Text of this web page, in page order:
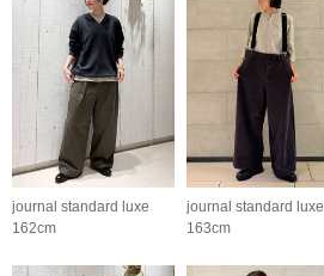
journal standard luxe
162cm
journal standard luxe
163cm